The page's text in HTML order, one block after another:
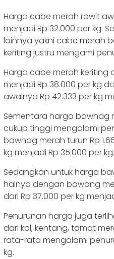
Harga cabe merah rawit
menjadi Rp 32.000 per kg.
lainnya yakni cabe merah
keriting justru mengami
Harga cabe merah keriting
menjadi Rp 38.000 per kg
awalnya Rp 42.333 per kg
Sementara harga bawnag
cukup tinggi mengalami
bawnag merah turun Rp
kg menjadi Rp 35.000 per kg.
Sedangkan untuk harga
halnya dengan bawang
dari Rp 37.000 per kg
Penurunan harga juga
dari kol, kentang, tomat
rata-rata mengalami
kg.